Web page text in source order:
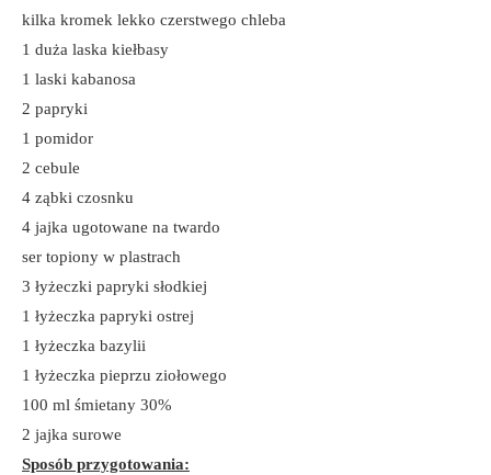
kilka kromek lekko czerstwego chleba
1 duża laska kiełbasy
1 laski kabanosa
2 papryki
1 pomidor
2 cebule
4 ząbki czosnku
4 jajka ugotowane na twardo
ser topiony w plastrach
3 łyżeczki papryki słodkiej
1 łyżeczka papryki ostrej
1 łyżeczka bazylii
1 łyżeczka pieprzu ziołowego
100 ml śmietany 30%
2 jajka surowe
Sposób przygotowania: